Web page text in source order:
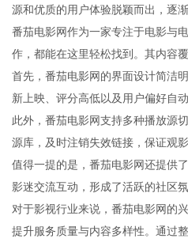
源和优质的用户体验脱颖而出，逐
番茄电影网作为一家专注于电影与
作，都能在这里轻松找到。其内容
首先，番茄电影网的界面设计简洁
新上映、评分高低以及用户偏好自
此外，番茄电影网支持多种播放源
源库，及时注销失效链接，保证观
值得一提的是，番茄电影网还提供
影迷交流互动，形成了活跃的社区
对于影视行业来说，番茄电影网的
提升服务质量与内容多样性。通过